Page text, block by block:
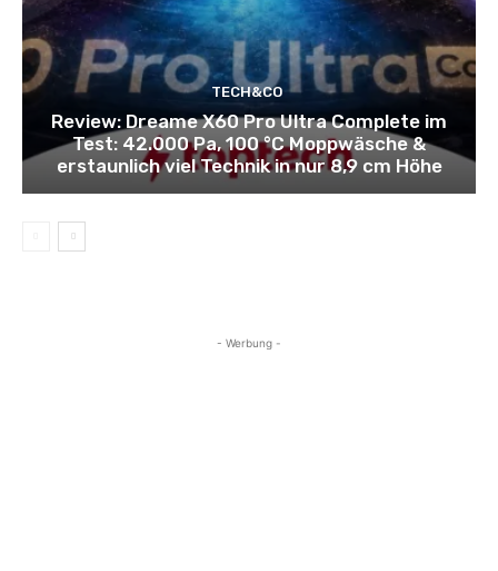
TECH&CO
Review: Dreame X60 Pro Ultra Complete im
Test: 42.000 Pa, 100 °C Moppwäsche &
erstaunlich viel Technik in nur 8,9 cm Höhe
- Werbung -